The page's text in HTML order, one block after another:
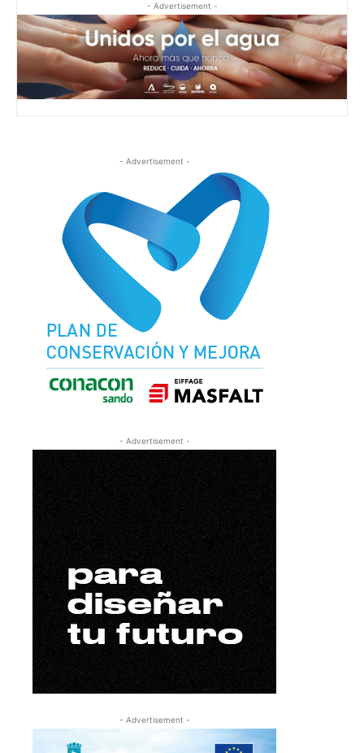
- Advertisement -
- Advertisement -
- Advertisement -
- Advertisement -